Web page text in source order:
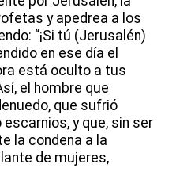
y apedrea a los
“¡Si tú (Jerusalén)
en ese día el
está oculto a tus
el hombre que
que sufrió
y que, sin ser
la condena a la
de mujeres,